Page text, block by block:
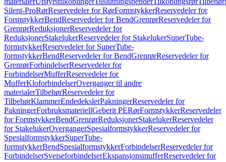
Silent-ProRørReservedeler for RørFormstykkerReservedeler for
FormstykkerBendReservedeler for BendGrenrørReservedeler for
GrenrørReduksjonerReservedeler for
ReduksjonerStakelukerReservedeler for StakelukerSuperTube-
formstykkerReservedeler for SuperTube-
formstykkerBendReservedeler for BendGrenrørReservedeler for
GrenrørForbindelserReservedeler for
ForbindelserMufferReservedeler for
MufferKloforbindelserOverganger til andre
materialerTilbehørReservedeler for
TilbehørKlammerEndedekslerPakningerReservedeler for
PakningerForbruksmateriellGeberit PERørFormstykkerReservedeler
for FormstykkerBendGrenrørReduksjonerStakelukerReservedeler
for StakelukerOvergangerSpesialformstykkerReservedeler for
SpesialformstykkerSuperTube-
formstykkerBendSpesialformstykkerForbindelserReservedeler for
ForbindelserSveiseforbindelserEkspansjonsmufferReservedeler for